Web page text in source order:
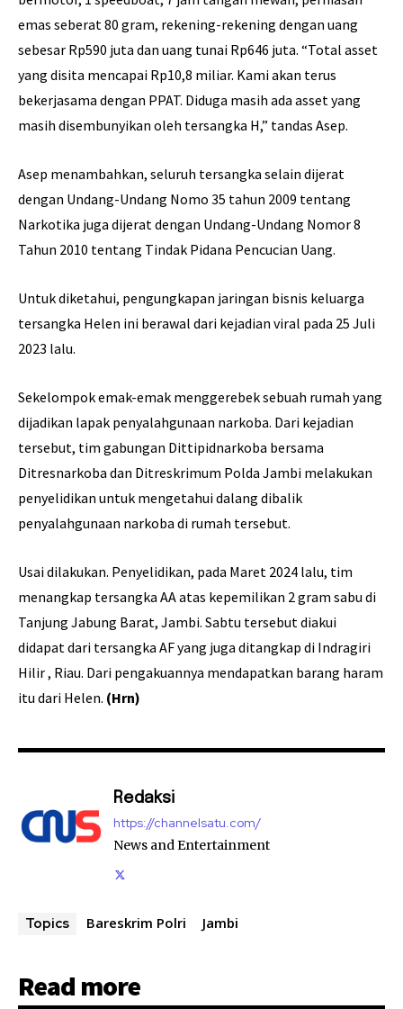
emas seberat 80 gram, rekening-rekening dengan uang
sebesar Rp590 juta dan uang tunai Rp646 juta. “Total asset
yang disita mencapai Rp10,8 miliar. Kami akan terus
bekerjasama dengan PPAT. Diduga masih ada asset yang
masih disembunyikan oleh tersangka H,” tandas Asep.
Asep menambahkan, seluruh tersangka selain dijerat
dengan Undang-Undang Nomo 35 tahun 2009 tentang
Narkotika juga dijerat dengan Undang-Undang Nomor 8
Tahun 2010 tentang Tindak Pidana Pencucian Uang.
Untuk diketahui, pengungkapan jaringan bisnis keluarga
tersangka Helen ini berawal dari kejadian viral pada 25 Juli
2023 lalu.
Sekelompok emak-emak menggerebek sebuah rumah yang
dijadikan lapak penyalahgunaan narkoba. Dari kejadian
tersebut, tim gabungan Dittipidnarkoba bersama
Ditresnarkoba dan Ditreskrimum Polda Jambi melakukan
penyelidikan untuk mengetahui dalang dibalik
penyalahgunaan narkoba di rumah tersebut.
Usai dilakukan. Penyelidikan, pada Maret 2024 lalu, tim
menangkap tersangka AA atas kepemilikan 2 gram sabu di
Tanjung Jabung Barat, Jambi. Sabtu tersebut diakui
didapat dari tersangka AF yang juga ditangkap di Indragiri
Hilir , Riau. Dari pengakuannya mendapatkan barang haram
itu dari Helen. (Hrn)
Redaksi
https://channelsatu.com/
News and Entertainment
Topics Bareskrim Polri Jambi
Read more